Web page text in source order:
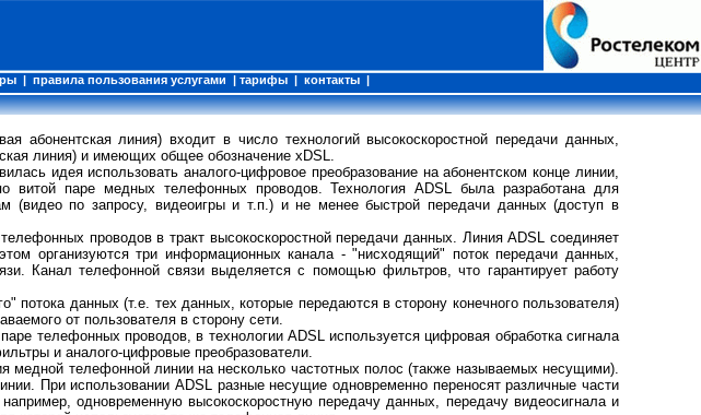
| правила пользования услугами | тарифы | контакты |
абонентская линия) входит в число технологий высокоскоростной передачи данных,
линия) и имеющих общее обозначение xDSL.
идея использовать аналого-цифровое преобразование на абонентском конце линии,
витой паре медных телефонных проводов. Технология ADSL была разработана для
(видео по запросу, видеоигры и т.п.) и не менее быстрой передачи данных (доступ в
проводов в тракт высокоскоростной передачи данных. Линия ADSL соединяет
организуются три информационных канала - "нисходящий" поток передачи данных,
Канал телефонной связи выделяется с помощью фильтров, что гарантирует работу
потока данных (т.е. тех данных, которые передаются в сторону конечного пользователя)
от пользователя в сторону сети.
телефонных проводов, в технологии ADSL используется цифровая обработка сигнала
и аналого-цифровые преобразователи.
медной телефонной линии на несколько частотных полос (также называемых несущими).
При использовании ADSL разные несущие одновременно переносят различные части
одновременную высокоскоростную передачу данных, передачу видеосигнала и